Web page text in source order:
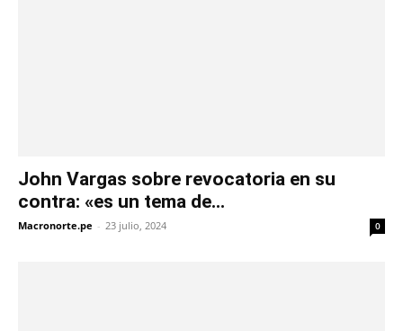
John Vargas sobre revocatoria en su
contra: «es un tema de...
Macronorte.pe - 23 julio, 2024 0